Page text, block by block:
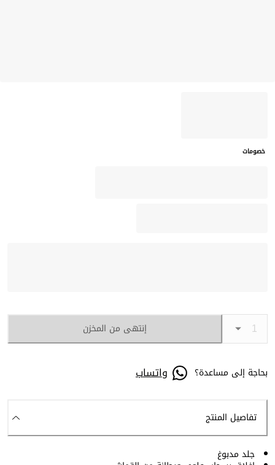
خصومات
إنتهى من المخزن
بحاجة إلى مساعدة؟ واتساب
تفاصيل المنتج
جلد مدبوغ